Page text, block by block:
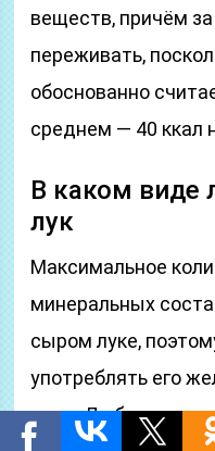
веществ, причём
переживать,
обоснованно
среднем — 40 ккал
В каком виде
лук
Максимальное
минеральных
сыром луке,
употреблять его
виде. Любая